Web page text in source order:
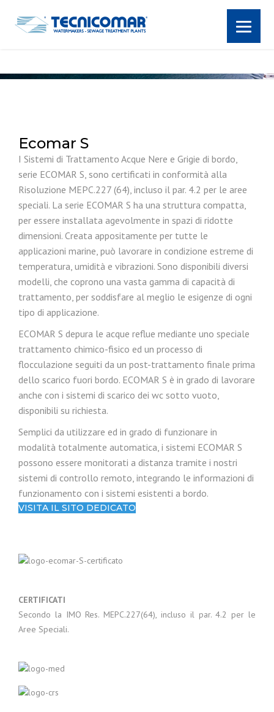
Ecomar S
I Sistemi di Trattamento Acque Nere e Grigie di bordo,
serie ECOMAR S, sono certificati in conformità alla
Risoluzione MEPC.227 (64), incluso il par. 4.2 per le aree
speciali. La serie ECOMAR S ha una struttura compatta,
per essere installata agevolmente in spazi di ridotte
dimensioni. Creata appositamente per tutte le
applicazioni marine, può lavorare in condizione estreme di
temperatura, umidità e vibrazioni. Sono disponibili diversi
modelli, che coprono una vasta gamma di capacità di
trattamento, per soddisfare al meglio le esigenze di ogni
tipo di applicazione.
ECOMAR S depura le acque reflue mediante uno speciale
trattamento chimico-fisico ed un processo di
flocculazione seguiti da un post-trattamento finale prima
dello scarico fuori bordo. ECOMAR S è in grado di lavorare
anche con i sistemi di scarico dei wc sotto vuoto,
disponibili su richiesta.
Semplici da utilizzare ed in grado di funzionare in
modalità totalmente automatica, i sistemi ECOMAR S
possono essere monitorati a distanza tramite i nostri
sistemi di controllo remoto, integrando le informazioni di
funzionamento con i sistemi esistenti a bordo.
VISITA IL SITO DEDICATO
CERTIFICATI
Secondo la IMO Res. MEPC.227(64), incluso il par. 4.2 per le
Aree Speciali.